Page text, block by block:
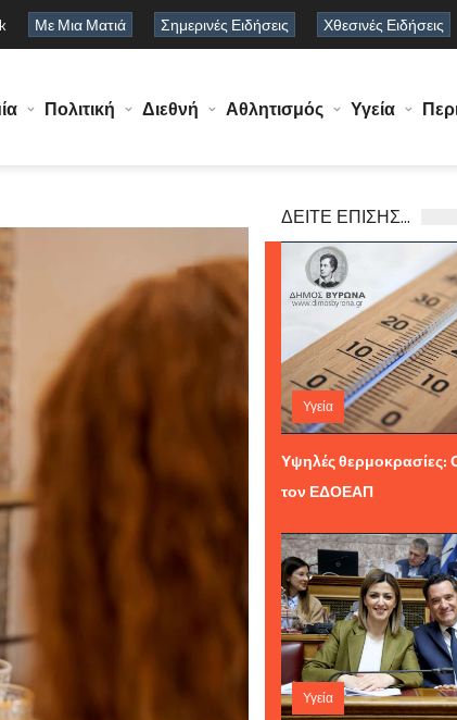
Με Μια Ματιά Σημερινές Ειδήσεις Χθεσινές Ειδήσεις
Πολιτική Διεθνή Αθλητισμός Υγεία
ΔΕΙΤΕ ΕΠΙΣΗΣ...
Υγεία
Πέμπτη 06 Αυγούστου
Υψηλές θερμοκρασίες:
τον ΕΔΟΕΑΠ
Υγεία